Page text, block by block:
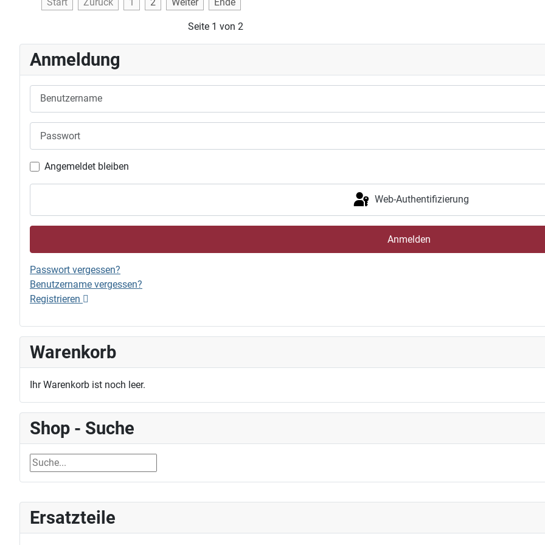
Ersatzteile
Seite 1 von 2
Anmeldung
Benutzername
Angemeldet bleiben
Web-Authentifizierung
Anmelden
Passwort vergessen?
Benutzername vergessen?
Registrieren
Warenkorb
Ihr Warenkorb ist noch leer.
Shop - Suche